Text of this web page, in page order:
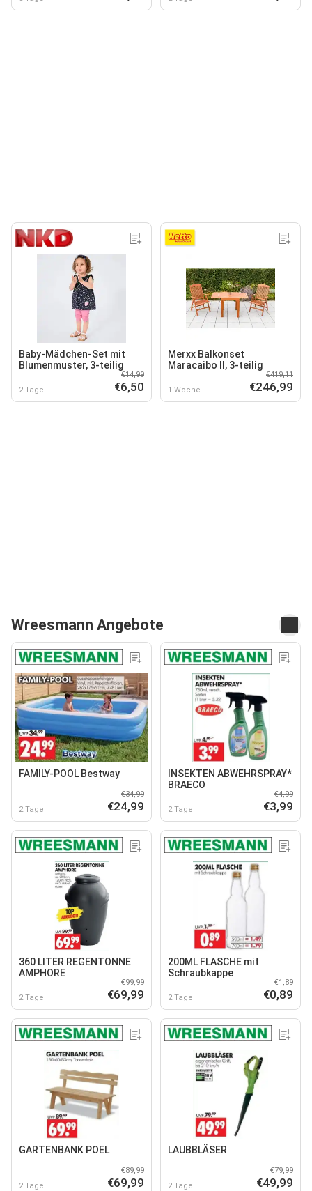
Baby-Mädchen-Set mit
Blumenmuster, 3-teilig
2 Tage
€14,99
€6,50
Merxx Balkonset
Maracaibo II, 3-teilig
1 Woche
€419,11
€246,99
Wreesmann Angebote
FAMILY-POOL Bestway
2 Tage
€34,99
€24,99
INSEKTEN ABWEHRSPRAY*
BRAECO
2 Tage
€4,99
€3,99
360 LITER REGENTONNE
AMPHORE
2 Tage
€99,99
€69,99
200ML FLASCHE mit
Schraubkappe
2 Tage
€1,89
€0,89
GARTENBANK POEL
2 Tage
€89,99
€69,99
LAUBBLÄSER
2 Tage
€79,99
€49,99